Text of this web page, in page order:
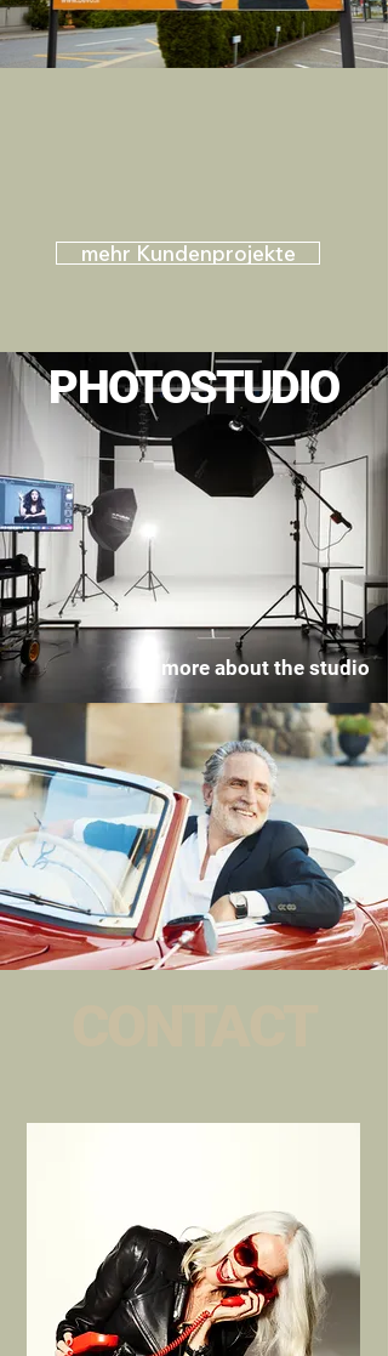
mehr Kundenprojekte
PHOTOSTUDIO
more about the studio